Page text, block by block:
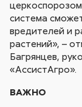
система
вредителей и
растений», –
Багрянцев,
«АссистАгро».
ВАЖНО